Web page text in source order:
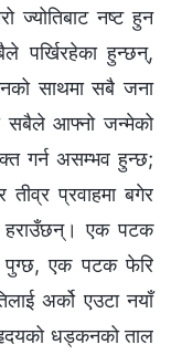
ज्योतिबाट नष्ट हुन
पर्खिरहेका हुन्छन्,
साथमा सबै जना
सबैले आफ्नो जन्मेको
गर्न असम्भव हुन्छ;
प्रवाहमा बगेर
हराउँछन्। एक पटक
पुग्छ, एक पटक फेरि
अर्को एउटा नयाँ
धड्कनको ताल